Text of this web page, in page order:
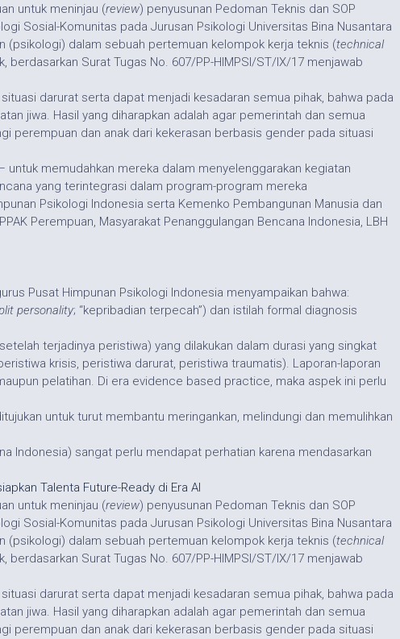
untuk meninjau (review) penyusunan Pedoman Teknis dan SOP
Sosial-Komunitas pada Jurusan Psikologi Universitas Bina Nusantara
(psikologi) dalam sebuah pertemuan kelompok kerja teknis (technical
berdasarkan Surat Tugas No. 607/PP-HIMPSI/ST/IX/17 menjawab
darurat serta dapat menjadi kesadaran semua pihak, bahwa pada
jiwa. Hasil yang diharapkan adalah agar pemerintah dan semua
perempuan dan anak dari kekerasan berbasis gender pada situasi
memudahkan mereka dalam menyelenggarakan kegiatan
yang terintegrasi dalam program-program mereka
Psikologi Indonesia serta Kemenko Pembangunan Manusia dan
Perempuan, Masyarakat Penanggulangan Bencana Indonesia, LBH
Pusat Himpunan Psikologi Indonesia menyampaikan bahwa:
personality; “kepribadian terpecah”) dan istilah formal diagnosis
terjadinya peristiwa) yang dilakukan dalam durasi yang singkat
krisis, peristiwa darurat, peristiwa traumatis). Laporan-laporan
pelatihan. Di era evidence based practice, maka aspek ini perlu
untuk turut membantu meringankan, melindungi dan memulihkan
Indonesia) sangat perlu mendapat perhatian karena mendasarkan
Talenta Future-Ready di Era AI
untuk meninjau (review) penyusunan Pedoman Teknis dan SOP
Sosial-Komunitas pada Jurusan Psikologi Universitas Bina Nusantara
(psikologi) dalam sebuah pertemuan kelompok kerja teknis (technical
berdasarkan Surat Tugas No. 607/PP-HIMPSI/ST/IX/17 menjawab
darurat serta dapat menjadi kesadaran semua pihak, bahwa pada
jiwa. Hasil yang diharapkan adalah agar pemerintah dan semua
perempuan dan anak dari kekerasan berbasis gender pada situasi